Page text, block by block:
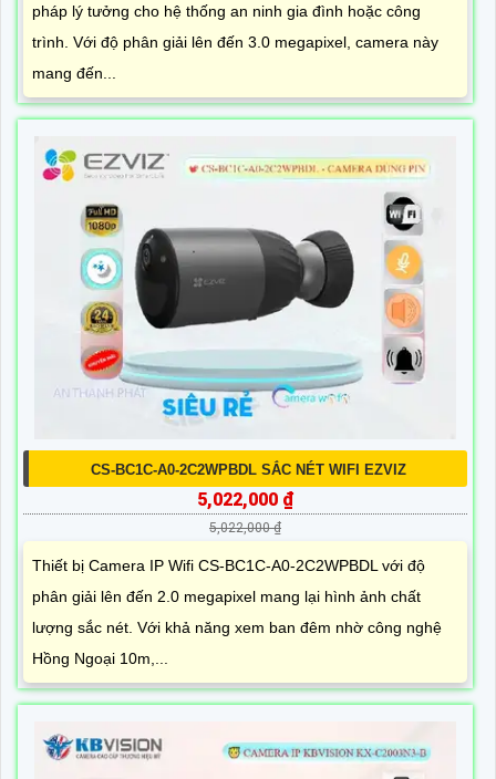
pháp lý tưởng cho hệ thống an ninh gia đình hoặc công
trình. Với độ phân giải lên đến 3.0 megapixel, camera này
mang đến...
CS-BC1C-A0-2C2WPBDL SẮC NÉT WIFI EZVIZ
5,022,000 ₫
5,022,000 ₫
Thiết bị Camera IP Wifi CS-BC1C-A0-2C2WPBDL với độ
phân giải lên đến 2.0 megapixel mang lại hình ảnh chất
lượng sắc nét. Với khả năng xem ban đêm nhờ công nghệ
Hồng Ngoại 10m,...